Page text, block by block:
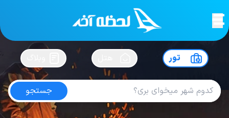
لحظه آخرسفرت رو بساز !
تور
جستجو
تور ازمیر پاییز
4.5 از5| از102 کاربر